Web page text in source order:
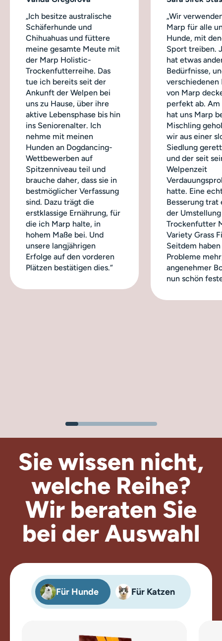
„Ich besitze australische
Schäferhunde und
Chihuahuas und füttere
meine gesamte Meute mit
der Marp Holistic-
Trockenfutterreihe. Das
tue ich bereits seit der
Ankunft der Welpen bei
uns zu Hause, über ihre
aktive Lebensphase bis hin
ins Seniorenalter. Ich
nehme mit meinen
Hunden an Dogdancing-
Wettbewerben auf
Spitzenniveau teil und
brauche daher, dass sie in
bestmöglicher Verfassung
sind. Dazu trägt die
erstklassige Ernährung, für
die ich Marp halte, in
hohem Maße bei. Und
unsere langjährigen
Erfolge auf den vorderen
Plätzen bestätigen dies.“
„Wir
Marp für alle
Hunde, mit
Sport treiben.
hat etwas
Bedürfnisse,
verschiedenen
von Marp
perfekt ab.
hat uns Marp
Mischling
wir aus einer
Siedlung
und der seit
Welpenzeit
hatte. Eine
Besserung trat
der
Trockenfutter
Variety Grass
Seitdem
Probleme
angenehmer
nun schön
Sie wissen nicht,
welche Reihe?
Wir beraten Sie
bei der Auswahl
Für Hunde Für Katzen